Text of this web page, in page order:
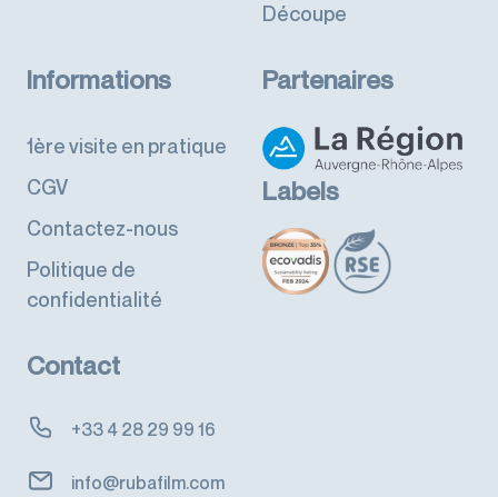
Découpe
Informations
1ère visite en pratique
CGV
Contactez-nous
Politique de
confidentialité
Partenaires
Labels
Contact
+33 4 28 29 99 16
info@rubafilm.com